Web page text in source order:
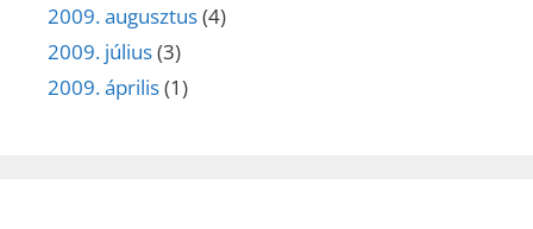
2009. augusztus(4)
2009. július(3)
2009. április(1)